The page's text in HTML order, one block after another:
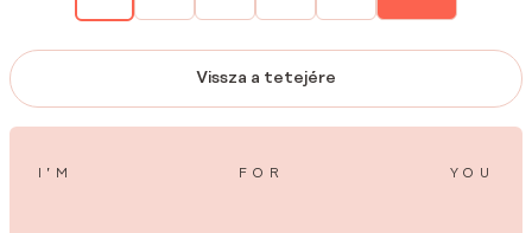
Vissza a tetejére
I’M FOR YOU